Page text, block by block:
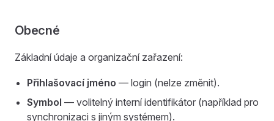
Obecné
Základní údaje a organizační zařazení:
Přihlašovací jméno — login (nelze změnit).
Symbol — volitelný interní identifikátor (například pro
synchronizaci s jiným systémem).